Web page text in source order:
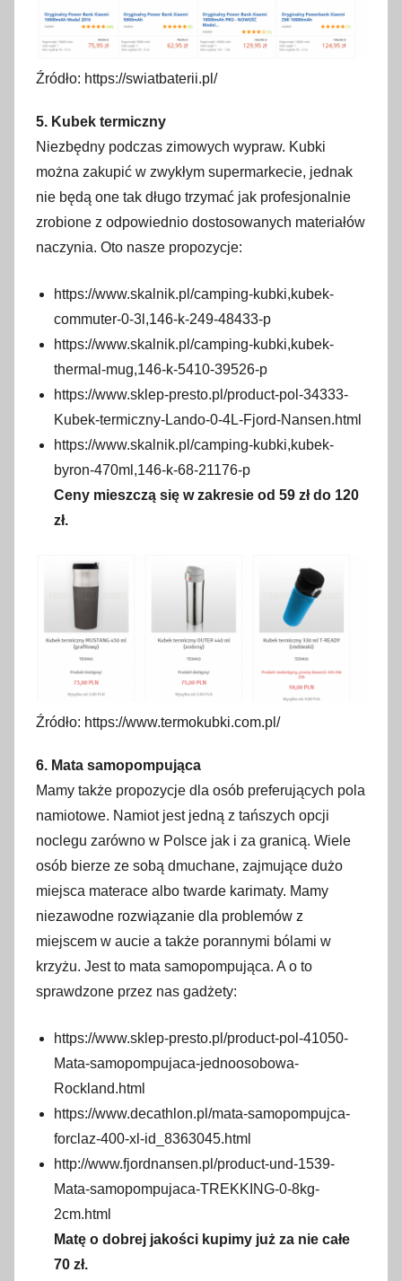
Źródło: https://swiatbaterii.pl/
5. Kubek termiczny
Niezbędny podczas zimowych wypraw. Kubki
można zakupić w zwykłym supermarkecie, jednak
nie będą one tak długo trzymać jak profesjonalnie
zrobione z odpowiednio dostosowanych materiałów
naczynia. Oto nasze propozycje:
https://www.skalnik.pl/camping-kubki,kubek-
commuter-0-3l,146-k-249-48433-p
https://www.skalnik.pl/camping-kubki,kubek-
thermal-mug,146-k-5410-39526-p
https://www.sklep-presto.pl/product-pol-34333-
Kubek-termiczny-Lando-0-4L-Fjord-Nansen.html
https://www.skalnik.pl/camping-kubki,kubek-
byron-470ml,146-k-68-21176-p
Ceny mieszczą się w zakresie od 59 zł do 120
zł.
Źródło: https://www.termokubki.com.pl/
6. Mata samopompująca
Mamy także propozycje dla osób preferujących pola
namiotowe. Namiot jest jedną z tańszych opcji
noclegu zarówno w Polsce jak i za granicą. Wiele
osób bierze ze sobą dmuchane, zajmujące dużo
miejsca materace albo twarde karimaty. Mamy
niezawodne rozwiązanie dla problemów z
miejscem w aucie a także porannymi bólami w
krzyżu. Jest to mata samopompująca. A o to
sprawdzone przez nas gadżety:
https://www.sklep-presto.pl/product-pol-41050-
Mata-samopompujaca-jednoosobowa-
Rockland.html
https://www.decathlon.pl/mata-samopompujca-
forclaz-400-xl-id_8363045.html
http://www.fjordnansen.pl/product-und-1539-
Mata-samopompujaca-TREKKING-0-8kg-
2cm.html
Matę o dobrej jakości kupimy już za nie całe
70 zł.